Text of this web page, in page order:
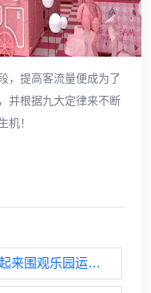
，提高客流量便成为了
并根据九大定律来不断
机！
园运营的好方法！